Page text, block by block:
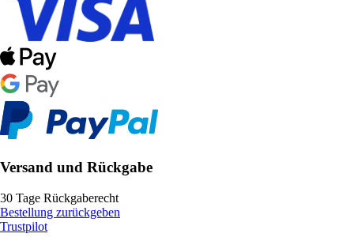
Versand und Rückgabe
30 Tage Rückgaberecht
Bestellung zurückgeben
Trustpilot